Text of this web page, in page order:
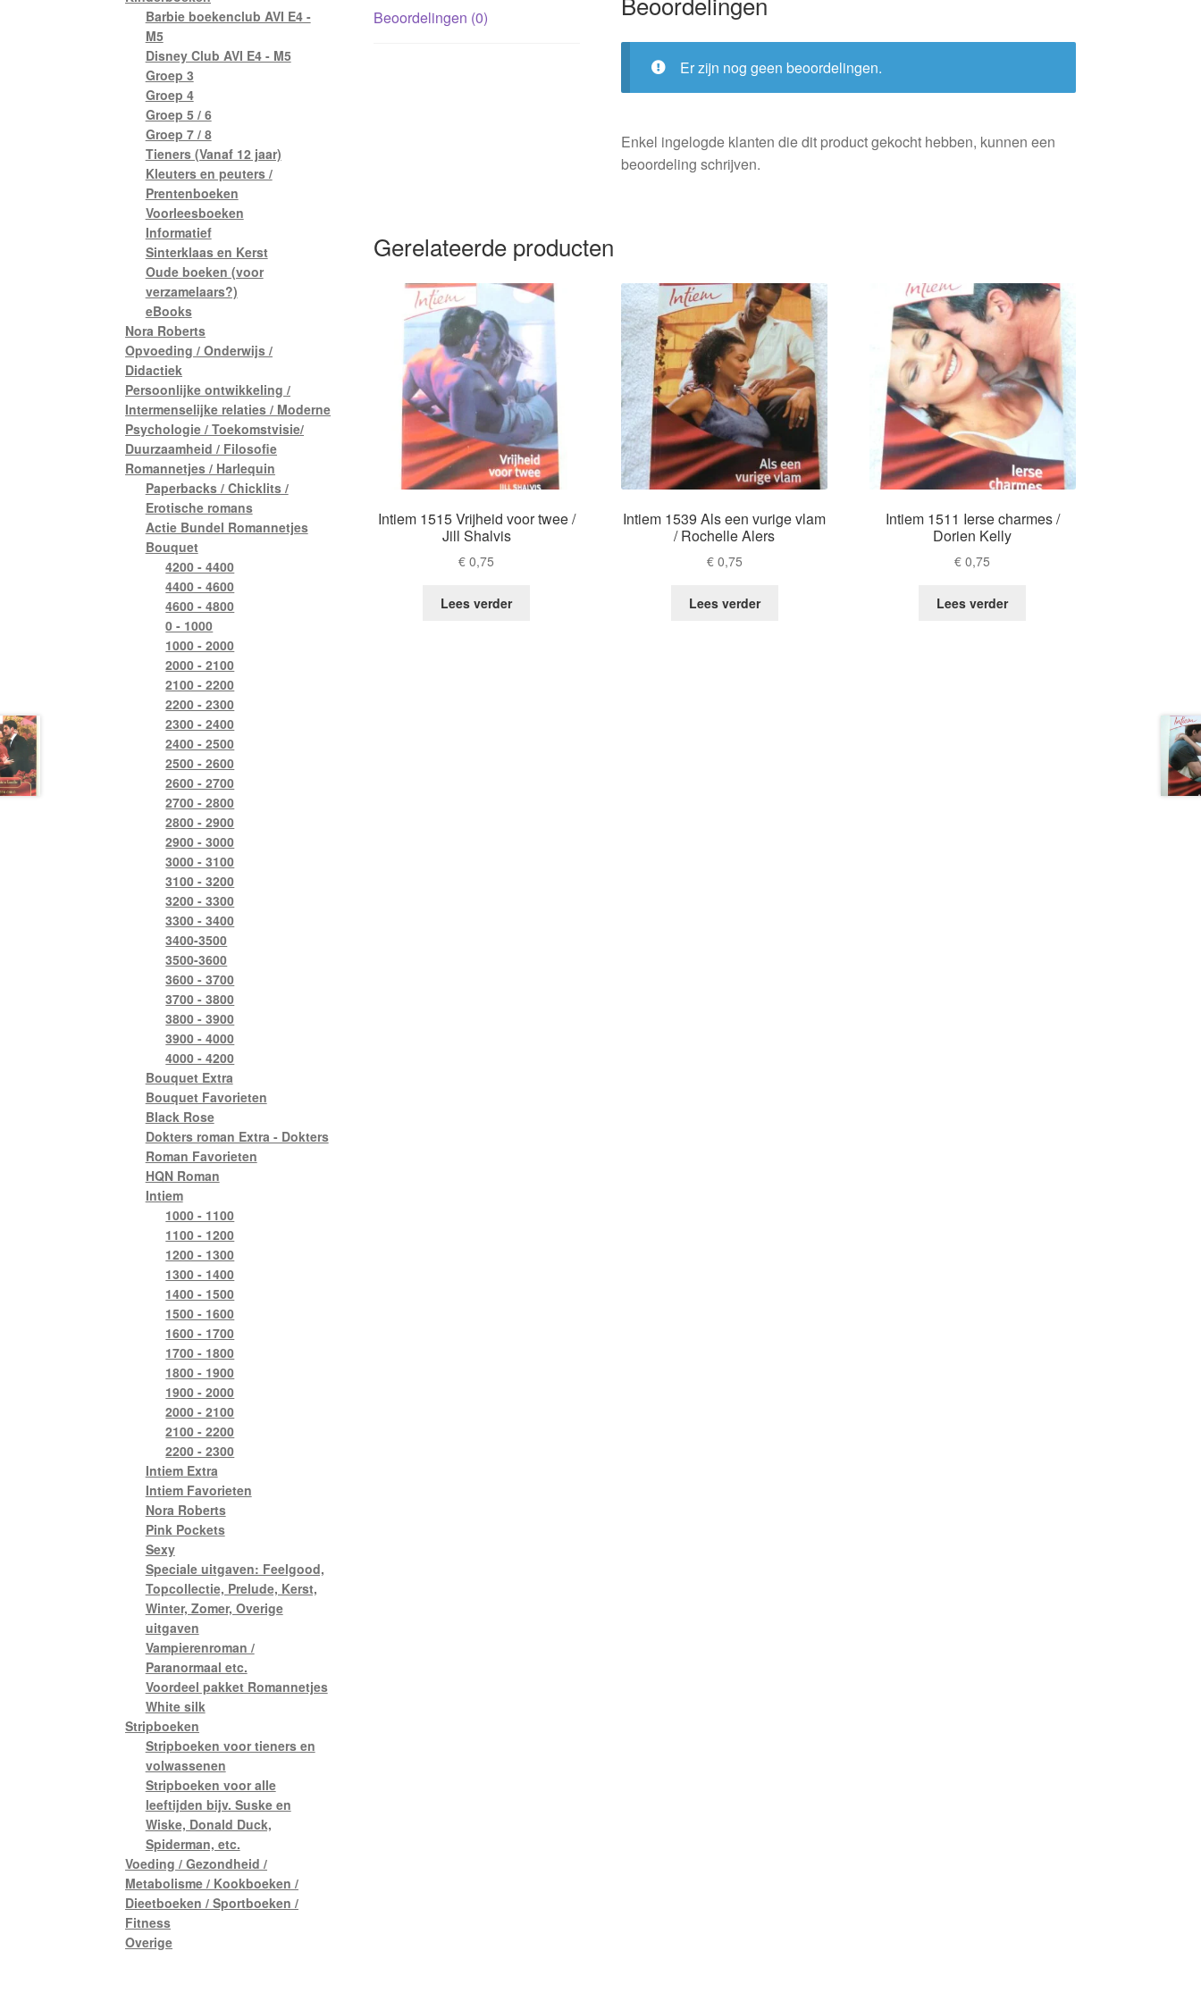
Beoordelingen (0)
Er zijn nog geen beoordelingen.
Enkel ingelogde klanten die dit product gekocht hebben, kunnen een
beoordeling schrijven.
Gerelateerde producten
Intiem 1515 Vrijheid voor twee /
Jill Shalvis
€ 0,75
Lees verder
Intiem 1539 Als een vurige vlam
/ Rochelle Alers
€0,75
Lees verder
Intiem 1511 Ierse charmes /
Dorien Kelly
€ 0,75
Lees verder
Barbie boekenclub AVI E4 -
M5
Disney Club AVI E4 - M5
Groep 3
Groep 4
Groep 5 / 6
Groep 7 / 8
Tieners (Vanaf 12 jaar)
Kleuters en peuters /
Prentenboeken
Voorleesboeken
Informatief
Sinterklaas en Kerst
Oude boeken (voor
verzamelaars?)
eBooks
Nora Roberts
Opvoeding / Onderwijs /
Didactiek
Persoonlijke ontwikkeling /
Intermenselijke relaties / Moderne
Psychologie / Toekomstvisie/
Duurzaamheid / Filosofie
Romannetjes / Harlequin
Paperbacks / Chicklits /
Erotische romans
Actie Bundel Romannetjes
Bouquet
4200 - 4400
4400 - 4600
4600 - 4800
0 - 1000
1000 - 2000
2000 - 2100
2100 - 2200
2200 - 2300
2300 - 2400
2400 - 2500
2500 - 2600
2600 - 2700
2700 - 2800
2800 - 2900
2900 - 3000
3000 - 3100
3100 - 3200
3200 - 3300
3300 - 3400
3400-3500
3500-3600
3600 - 3700
3700 - 3800
3800 - 3900
3900 - 4000
4000 - 4200
Bouquet Extra
Bouquet Favorieten
Black Rose
Dokters roman Extra - Dokters
Roman Favorieten
HQN Roman
Intiem
1000 - 1100
1100 - 1200
1200 - 1300
1300 - 1400
1400 - 1500
1500 - 1600
1600 - 1700
1700 - 1800
1800 - 1900
1900 - 2000
2000 - 2100
2100 - 2200
2200 - 2300
Intiem Extra
Intiem Favorieten
Nora Roberts
Pink Pockets
Sexy
Speciale uitgaven: Feelgood,
Topcollectie, Prelude, Kerst,
Winter, Zomer, Overige
uitgaven
Vampierenroman /
Paranormaal etc.
Voordeel pakket Romannetjes
White silk
Stripboeken
Stripboeken voor tieners en
volwassenen
Stripboeken voor alle
leeftijden bijv. Suske en
Wiske, Donald Duck,
Spiderman, etc.
Voeding / Gezondheid /
Metabolisme / Kookboeken /
Dieetboeken / Sportboeken /
Fitness
Overige